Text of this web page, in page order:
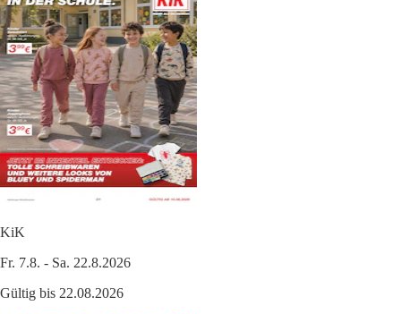
KiK
Fr. 7.8. - Sa. 22.8.2026
Gültig bis 22.08.2026